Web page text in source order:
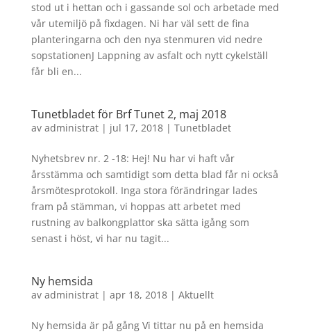
stod ut i hettan och i gassande sol och arbetade med
vår utemiljö på fixdagen. Ni har väl sett de fina
planteringarna och den nya stenmuren vid nedre
sopstationenJ Lappning av asfalt och nytt cykelställ
får bli en...
Tunetbladet för Brf Tunet 2, maj 2018
av administrat| jul 17, 2018| Tunetbladet
Nyhetsbrev nr. 2 -18: Hej! Nu har vi haft vår
årsstämma och samtidigt som detta blad får ni också
årsmötesprotokoll. Inga stora förändringar lades
fram på stämman, vi hoppas att arbetet med
rustning av balkongplattor ska sätta igång som
senast i höst, vi har nu tagit...
Ny hemsida
av administrat| apr 18, 2018| Aktuellt
Ny hemsida är på gång Vi tittar nu på en hemsida